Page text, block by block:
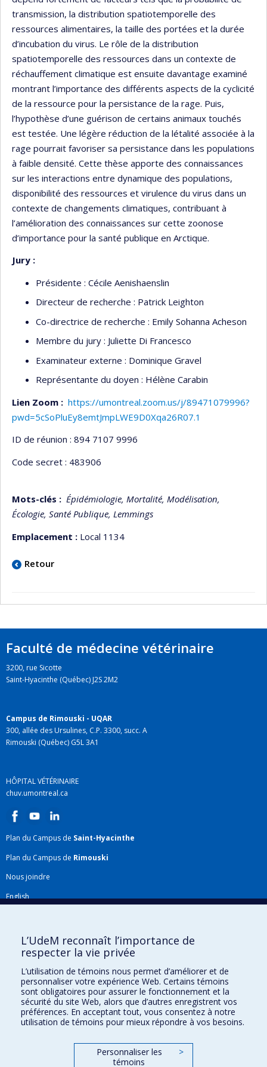
transmission, la distribution spatiotemporelle des
ressources alimentaires, la taille des portées et la durée
d’incubation du virus. Le rôle de la distribution
spatiotemporelle des ressources dans un contexte de
réchauffement climatique est ensuite davantage examiné
montrant l’importance des différents aspects de la cyclicité
de la ressource pour la persistance de la rage. Puis,
l’hypothèse d’une guérison de certains animaux touchés
est testée. Une légère réduction de la létalité associée à la
rage pourrait favoriser sa persistance dans les populations
à faible densité. Cette thèse apporte des connaissances
sur les interactions entre dynamique des populations,
disponibilité des ressources et virulence du virus dans un
contexte de changements climatiques, contribuant à
l’amélioration des connaissances sur cette zoonose
d’importance pour la santé publique en Arctique.
Jury :
Présidente : Cécile Aenishaenslin
Directeur de recherche : Patrick Leighton
Co-directrice de recherche : Emily Sohanna Acheson
Membre du jury : Juliette Di Francesco
Examinateur externe : Dominique Gravel
Représentante du doyen : Hélène Carabin
Lien Zoom : https://umontreal.zoom.us/j/89471079996?
pwd=5cSoPluEy8emtJmpLWE9D0Xqa26R07.1
ID de réunion : 894 7107 9996
Code secret : 483906
Mots-clés : Épidémiologie, Mortalité, Modélisation,
Écologie, Santé Publique, Lemmings
Emplacement : Local 1134
Retour
Faculté de médecine vétérinaire
3200, rue Sicotte
Saint-Hyacinthe (Québec) J2S 2M2
Campus de Rimouski - UQAR
300, allée des Ursulines, C.P. 3300, succ. A
Rimouski (Québec) G5L 3A1
HÔPITAL VÉTÉRINAIRE
chuv.umontreal.ca
Plan du Campus de Saint-Hyacinthe
Plan du Campus de Rimouski
Nous joindre
English
Plan du site
Accessibilité
Gabarits et image de marque
Agenda FMV & calendrier académique
La Faculté de médecine vétérinaire de l'Université de Montréal détient
l'agrément complet de l'AVMAet est membre de l'AAVMC.
L’UdeM reconnaît l’importance de
respecter la vie privée
L’utilisation de témoins nous permet d’améliorer et de
personnaliser votre expérience Web. Certains témoins
sont obligatoires pour assurer le fonctionnement et la
sécurité du site Web, alors que d’autres enregistrent vos
préférences. En acceptant tout, vous consentez à notre
utilisation de témoins pour mieux répondre à vos besoins.
Personnaliser les
témoins
>